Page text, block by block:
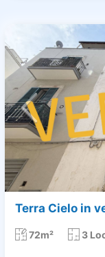
Terra Cielo in
72m² 3